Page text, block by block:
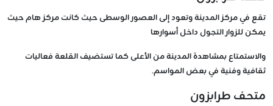
تقع في مركز المدينة وتعود إلى العصور الوسطى حيث كانت مركز هام حيث
يمكن للزوار التجول داخل أسوارها
والاستمتاع بمشاهدة المدينة من الأعلى كما تستضيف القلعة فعاليات
ثقافية وفنية في بعض المواسم.
متحف طرابزون